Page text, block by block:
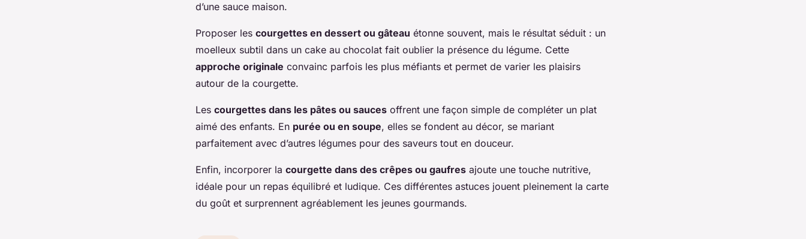
d’une sauce maison.
Proposer les courgettes en dessert ou gâteau étonne souvent, mais le résultat séduit : un
moelleux subtil dans un cake au chocolat fait oublier la présence du légume. Cette
approche originale convainc parfois les plus méfiants et permet de varier les plaisirs
autour de la courgette.
Les courgettes dans les pâtes ou sauces offrent une façon simple de compléter un plat
aimé des enfants. En purée ou en soupe, elles se fondent au décor, se mariant
parfaitement avec d’autres légumes pour des saveurs tout en douceur.
Enfin, incorporer la courgette dans des crêpes ou gaufres ajoute une touche nutritive,
idéale pour un repas équilibré et ludique. Ces différentes astuces jouent pleinement la carte
du goût et surprennent agréablement les jeunes gourmands.